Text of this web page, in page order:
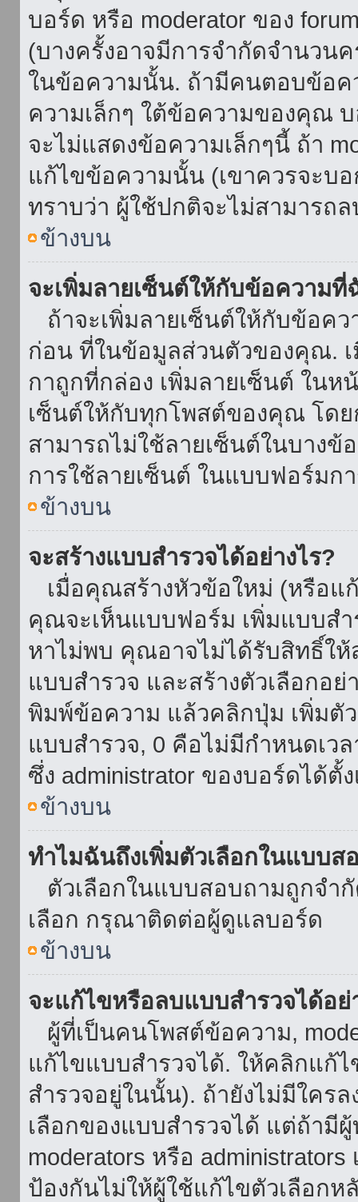
บอร์ด หรือ moderator ของ
(บางครั้งอาจมีการจำกัดจำนวน
ในข้อความนั้น. ถ้ามีคนตอบข้อ
ความเล็กๆ ใต้ข้อความของคุณ
จะไม่แสดงข้อความเล็กๆนี้ ถ้า
แก้ไขข้อความนั้น (เขาควรจะบ
ทราบว่า ผู้ใช้ปกติจะไม่สามารถ
ข้างบน
จะเพิ่มลายเซ็นต์ให้กับข้อความที่
ถ้าจะเพิ่มลายเซ็นต์ให้กับข้อค
ก่อน ที่ในข้อมูลส่วนตัวของคุณ.
กาถูกที่กล่อง เพิ่มลายเซ็นต์ ใน
เซ็นต์ให้กับทุกโพสต์ของคุณ โด
สามารถไม่ใช้ลายเซ็นต์ในบางข้
การใช้ลายเซ็นต์ ในแบบฟอร์มก
ข้างบน
จะสร้างแบบสำรวจได้อย่างไร?
เมื่อคุณสร้างหัวข้อใหม่ (หรือ
คุณจะเห็นแบบฟอร์ม เพิ่มแบบส
หาไม่พบ คุณอาจไม่ได้รับสิทธิ์ใ
แบบสำรวจ และสร้างตัวเลือกอย่
พิมพ์ข้อความ แล้วคลิกปุ่ม เพิ่มตั
แบบสำรวจ, 0 คือไม่มีกำหนดเว
ซึ่ง administrator ของบอร์ดได้ตั้ง
ข้างบน
ทำไมฉันถึงเพิ่มตัวเลือกในแบบส
ตัวเลือกในแบบสอบถามถูกจำ
เลือก กรุณาติดต่อผู้ดูแลบอร์ด
ข้างบน
จะแก้ไขหรือลบแบบสำรวจได้อย่
ผู้ที่เป็นคนโพสต์ข้อความ,
แก้ไขแบบสำรวจได้. ให้คลิกแก้
สำรวจอยู่ในนั้น). ถ้ายังไม่มีใค
เลือกของแบบสำรวจได้ แต่ถ้ามี
moderators หรือ
ป้องกันไม่ให้ผู้ใช้แก้ไขตัวเลือกห